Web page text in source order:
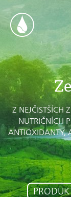
Z NEJČISTŠÍCH
NUTRIČNÍCH
ANTIOXIDANTY,